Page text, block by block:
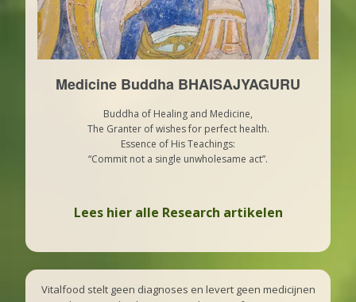
Medicine Buddha BHAISAJYAGURU
Buddha of Healing and Medicine,
The Granter of wishes for perfect health.
Essence of His Teachings:
“Commit not a single unwholesame act”.
Lees hier alle Research artikelen
Vitalfood stelt geen diagnoses en levert geen medicijnen